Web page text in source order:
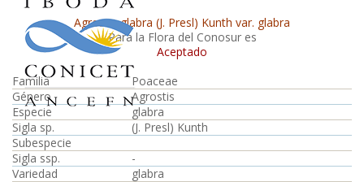
Agrostis glabra (J. Presl) Kunth var. glabra
Para la Flora del Conosur es
Aceptado
Familia
Poaceae
Género
Agrostis
Especie
glabra
Sigla sp.
(J. Presl) Kunth
Subespecie
Sigla ssp.
-
Variedad
glabra